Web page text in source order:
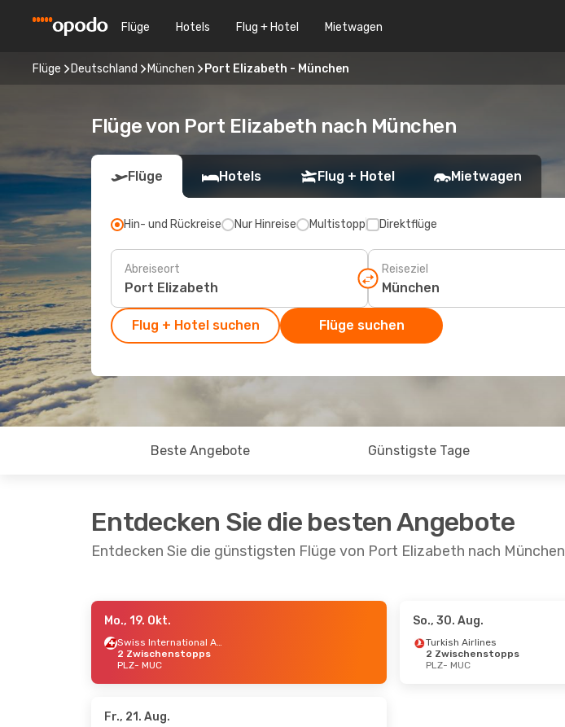
Flüge Hotels Flug + Hotel Mietwagen
Flüge Deutschland München Port Elizabeth - München
Flüge von Port Elizabeth nach München
Flüge Hotels Flug + Hotel Mietwagen
Hin- und Rückreise Nur Hinreise Multistopp Direktflüge
Abreiseort Reiseziel
Flug + Hotel suchen Flüge suchen
Beste Angebote Günstigste Tage
Entdecken Sie die besten Angebote
Entdecken Sie die günstigsten Flüge von Port Elizabeth nach München
- Do., 27. Aug.
Klm Royal Dutch Airlines
2 Zwischenstopps
Mo., 19. Okt.
Swiss International Air Lines
2 Zwischenstopps
PLZ- MUC
So., 30. Aug.
Turkish Airlines
2 Zwischenstopps
PLZ- MUC
Fr., 21. Aug.